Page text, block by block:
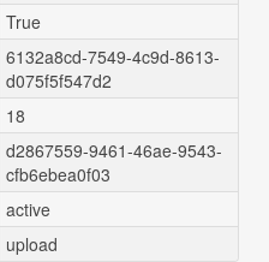
True
6132a8cd-7549-4c9d-8613-
d075f5f547d2
18
d2867559-9461-46ae-9543-
cfb6ebea0f03
active
upload